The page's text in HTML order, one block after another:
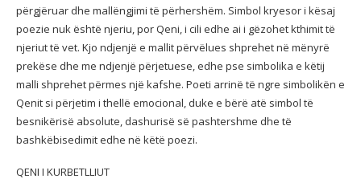
përgjëruar dhe mallëngjimi të përhershëm. Simbol kryesor i kësaj
poezie nuk është njeriu, por Qeni, i cili edhe ai i gëzohet kthimit të
njeriut të vet. Kjo ndjenjë e mallit përvëlues shprehet në mënyrë
prekëse dhe me ndjenjë përjetuese, edhe pse simbolika e këtij
malli shprehet përmes një kafshe. Poeti arrinë të ngre simbolikën e
Qenit si përjetim i thellë emocional, duke e bërë atë simbol të
besnikërisë absolute, dashurisë së pashtershme dhe të
bashkëbisedimit edhe në këtë poezi.
QENI I KURBETLLIUT